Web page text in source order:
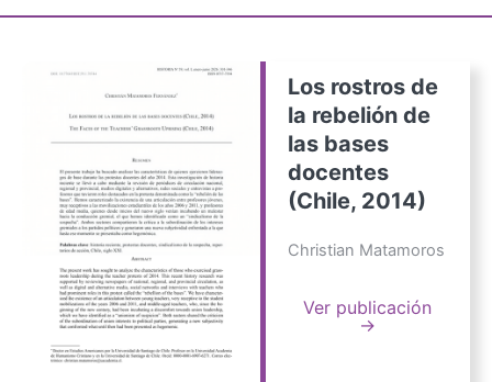
Los rostros de
la rebelión de
las bases
docentes
(Chile, 2014)
Christian Matamoros
Ver publicación
→